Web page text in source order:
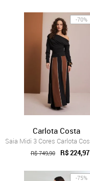
-70%
Carlota Costa
R$ 749,90 R$ 224,97
-75%